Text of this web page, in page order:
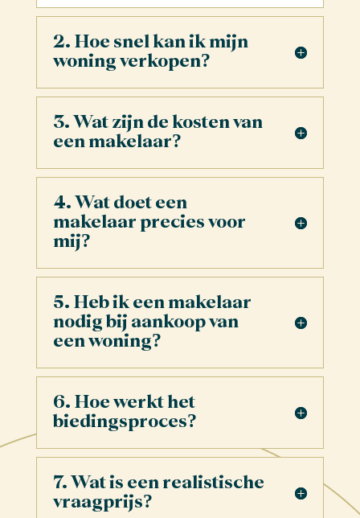
2. Hoe snel kan ik mijn
woning verkopen?
3. Wat zijn de kosten van
een makelaar?
4. Wat doet een
makelaar precies voor
mij?
5. Heb ik een makelaar
nodig bij aankoop van
een woning?
6. Hoe werkt het
biedingsproces?
7. Wat is een realistische
vraagprijs?